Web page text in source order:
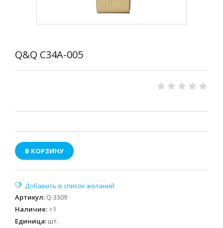
Q&Q C34A-005
В КОРЗИНУ
Артикул: Q-3309
Наличие: >1
Единица: шт.